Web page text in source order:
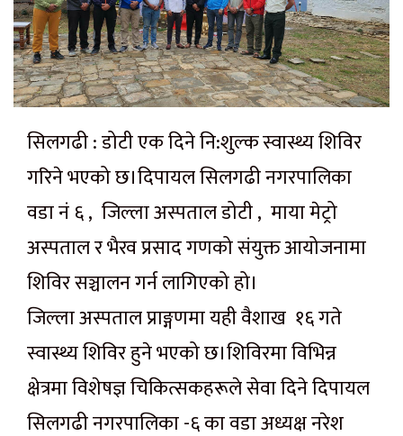
सिलगढी : डोटी एक दिने नि:शुल्क स्वास्थ्य शिविर
गरिने भएको छ।दिपायल सिलगढी नगरपालिका
वडा नं ६ , जिल्ला अस्पताल डोटी , माया मेट्रो
अस्पताल र भैरव प्रसाद गणको संयुक्त आयोजनामा
शिविर सञ्चालन गर्न लागिएको हो।
जिल्ला अस्पताल प्राङ्गणमा यही वैशाख १६ गते
स्वास्थ्य शिविर हुने भएको छ।शिविरमा विभिन्न
क्षेत्रमा विशेषज्ञ चिकित्सकहरूले सेवा दिने दिपायल
सिलगढी नगरपालिका -६ का वडा अध्यक्ष नरेश